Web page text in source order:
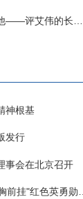
的长篇小说《春歌》
神根基
发行
事会在北京召开
挂"红色英勇勋章"